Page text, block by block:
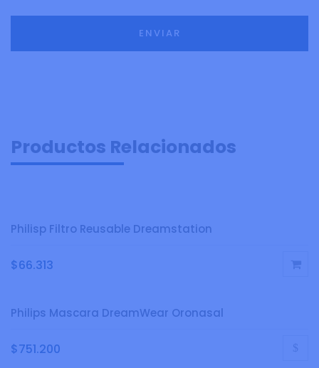
Productos Relacionados
Philisp Filtro Reusable Dreamstation
$66.313
Philips Mascara DreamWear Oronasal
$751.200